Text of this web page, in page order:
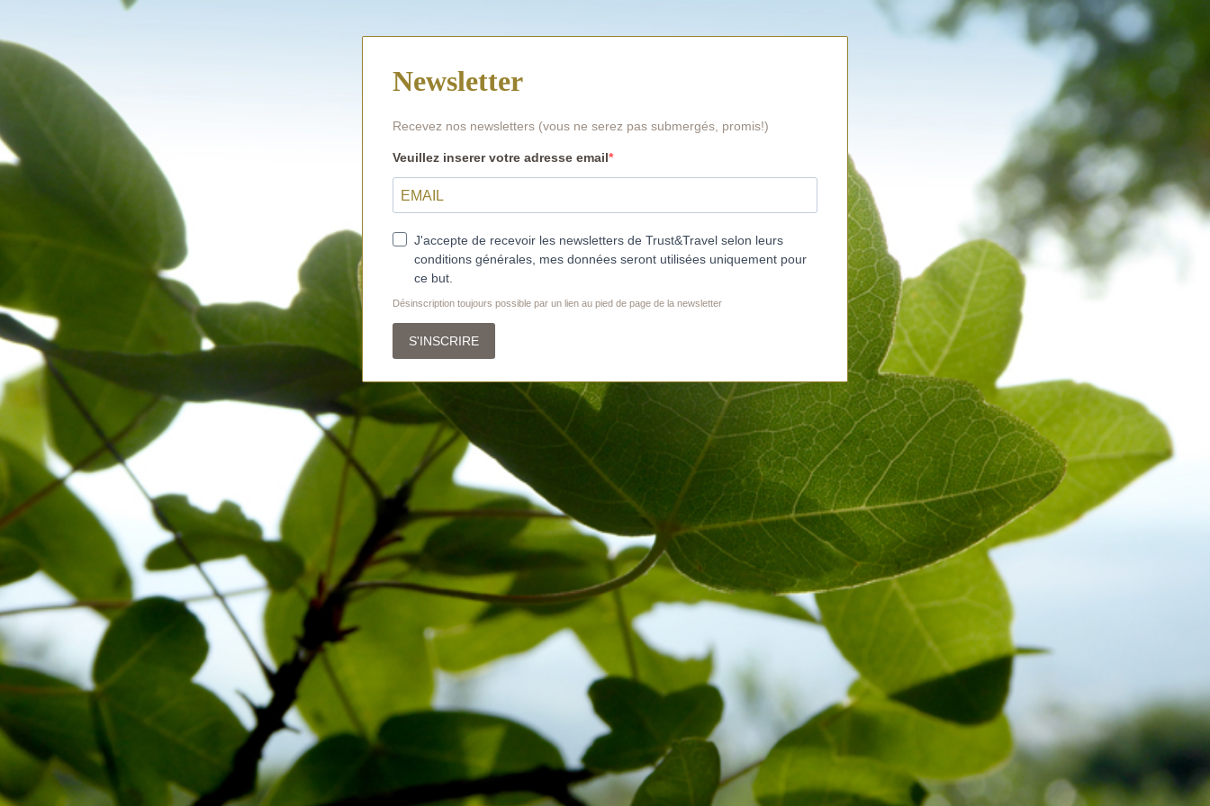
Newsletter
Recevez nos newsletters (vous ne serez pas submergés, promis!)
Veuillez inserer votre adresse email
J'accepte de recevoir les newsletters de Trust&Travel selon leurs
conditions générales, mes données seront utilisées uniquement pour
ce but.
Désinscription toujours possible par un lien au pied de page de la newsletter
S'INSCRIRE